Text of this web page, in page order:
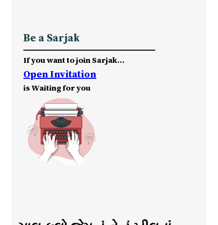
Be a Sarjak
If you want to join Sarjak…
Open Invitation
is Waiting for you